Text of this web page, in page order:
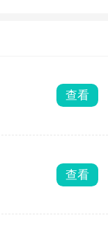
查看
查看